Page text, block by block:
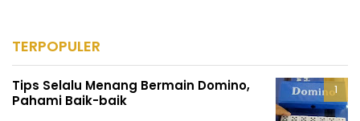
TERPOPULER
Tips Selalu Menang Bermain Domino,
Pahami Baik-baik